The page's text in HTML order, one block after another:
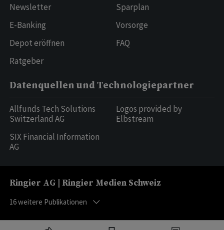
Newsletter
E-Banking
Depot eröffnen
Ratgeber
Sparplan
Vorsorge
FAQ
Datenquellen und Technologiepartner
Allfunds Tech Solutions
Switzerland AG
SIX Financial Information
AG
Logos provided by
Elbstream
Ringier AG | Ringier Medien Schweiz
16weitere Publikationen